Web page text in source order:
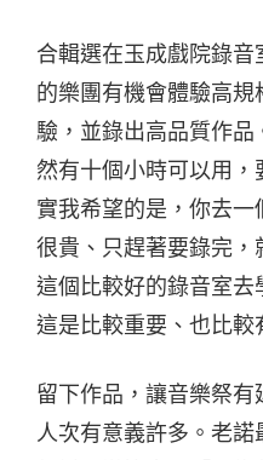
合輯選在玉成戲院錄
的樂團有機會體驗高
驗，並錄出高品質作
然有十個小時可以用
實我希望的是，你去
很貴、只趕著要錄完
這個比較好的錄音室
這是比較重要、也比較
留下作品，讓音樂祭
人次有意義許多。老